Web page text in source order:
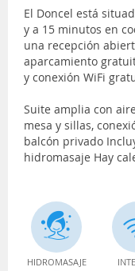
El Doncel está
y a 15 minutos en
una recepción
aparcamiento
y conexión WiFi
Suite amplia con
mesa y sillas,
balcón privado
hidromasaje Hay
HIDROMASAJE